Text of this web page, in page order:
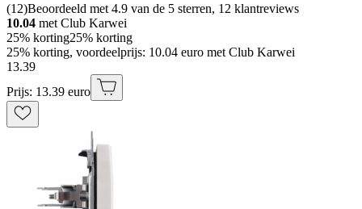
(12)Beoordeeld met 4.9 van de 5 sterren, 12 klantreviews
10.04 met Club Karwei
25% korting25% korting
25% korting, voordeelprijs: 10.04 euro met Club Karwei
13.39
Prijs: 13.39 euro